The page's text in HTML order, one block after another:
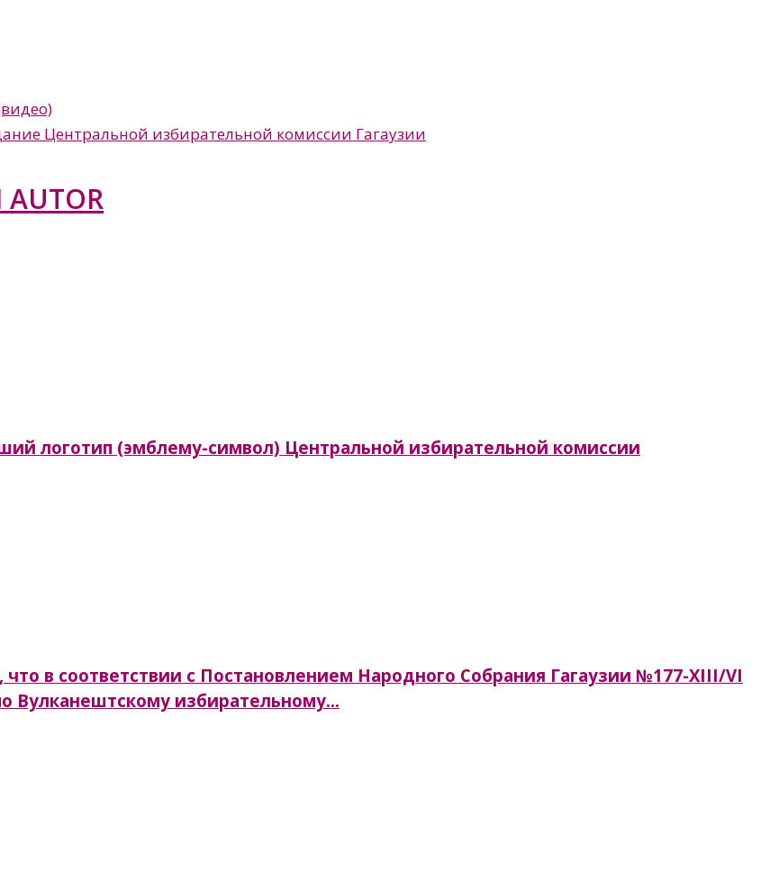
Центральной избирательной комиссии Гагаузии
AUTOR
логотип (эмблему-символ) Центральной избирательной комиссии
в соответствии с Постановлением Народного Собрания Гагаузии №177-XIII/VI
Вулканештскому избирательному...